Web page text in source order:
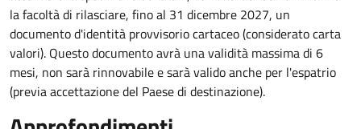
la facoltà di rilasciare, fino al 31 dicembre 2027, un
documento d'identità provvisorio cartaceo (considerato carta
valori). Questo documento avrà una validità massima di 6
mesi, non sarà rinnovabile e sarà valido anche per l'espatrio
(previa accettazione del Paese di destinazione).